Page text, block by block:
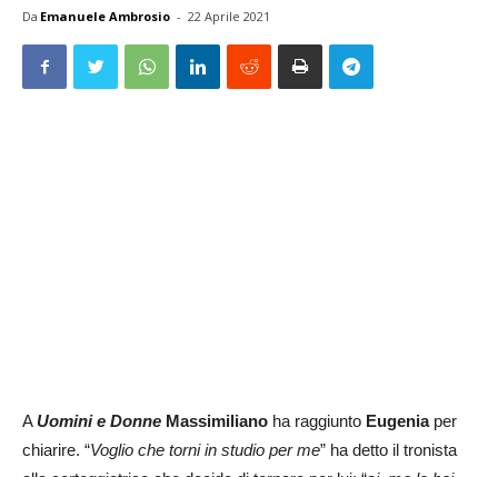
Da Emanuele Ambrosio - 22 Aprile 2021
AUomini e Donne Massimiliano ha raggiunto Eugeniaper
chiarire. “Voglio che torni in studio per me” ha detto il tronista